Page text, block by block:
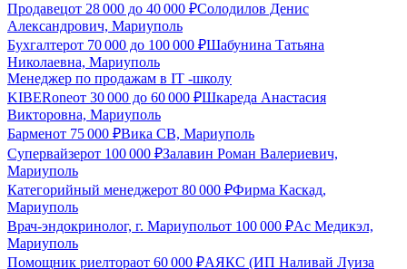
Продавецот 28 000 до 40 000 ₽Солодилов Денис
Александрович, Мариуполь
Бухгалтерот 70 000 до 100 000 ₽Шабунина Татьяна
Николаевна, Мариуполь
Менеджер по продажам в IT -школу
KIBERoneот 30 000 до 60 000 ₽Шкареда Анастасия
Викторовна, Мариуполь
Барменот 75 000 ₽Вика СВ, Мариуполь
Супервайзерот 100 000 ₽Залавин Роман Валериевич,
Мариуполь
Категорийный менеджерот 80 000 ₽Фирма Каскад,
Мариуполь
Врач-эндокринолог, г. Мариупольот 100 000 ₽Ас Медикэл,
Мариуполь
Помощник риелтораот 60 000 ₽АЯКС (ИП Наливай Луиза